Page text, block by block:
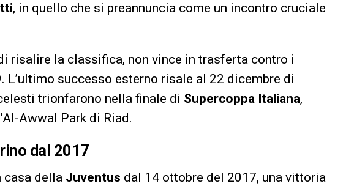
, in quello che si preannuncia come un incontro cruciale
risalire la classifica, non vince in trasferta contro i
L’ultimo successo esterno risale al 22 dicembre di
trionfarono nella finale di Supercoppa Italiana,
Awwal Park di Riad.
dal 2017
casa della Juventus dal 14 ottobre del 2017, una vittoria